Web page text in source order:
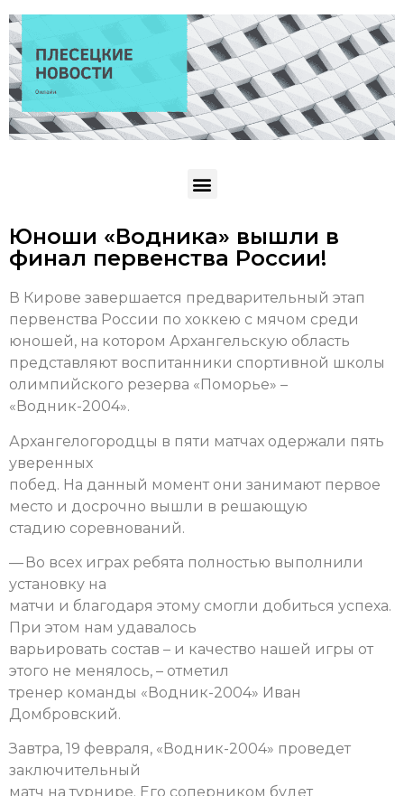
Юноши «Водника» вышли в
финал первенства России!
В Кирове завершается предварительный этап
первенства России по хоккею с мячом среди
юношей, на котором Архангельскую область
представляют воспитанники спортивной школы
олимпийского резерва «Поморье» –
«Водник-2004».
Архангелогородцы в пяти матчах одержали пять
уверенных
побед. На данный момент они занимают первое
место и досрочно вышли в решающую
стадию соревнований.
— Во всех играх ребята полностью выполнили
установку на
матчи и благодаря этому смогли добиться успеха.
При этом нам удавалось
варьировать состав – и качество нашей игры от
этого не менялось, – отметил
тренер команды «Водник-2004» Иван
Домбровский.
Завтра, 19 февраля, «Водник-2004» проведет
заключительный
матч на турнире. Его соперником будет